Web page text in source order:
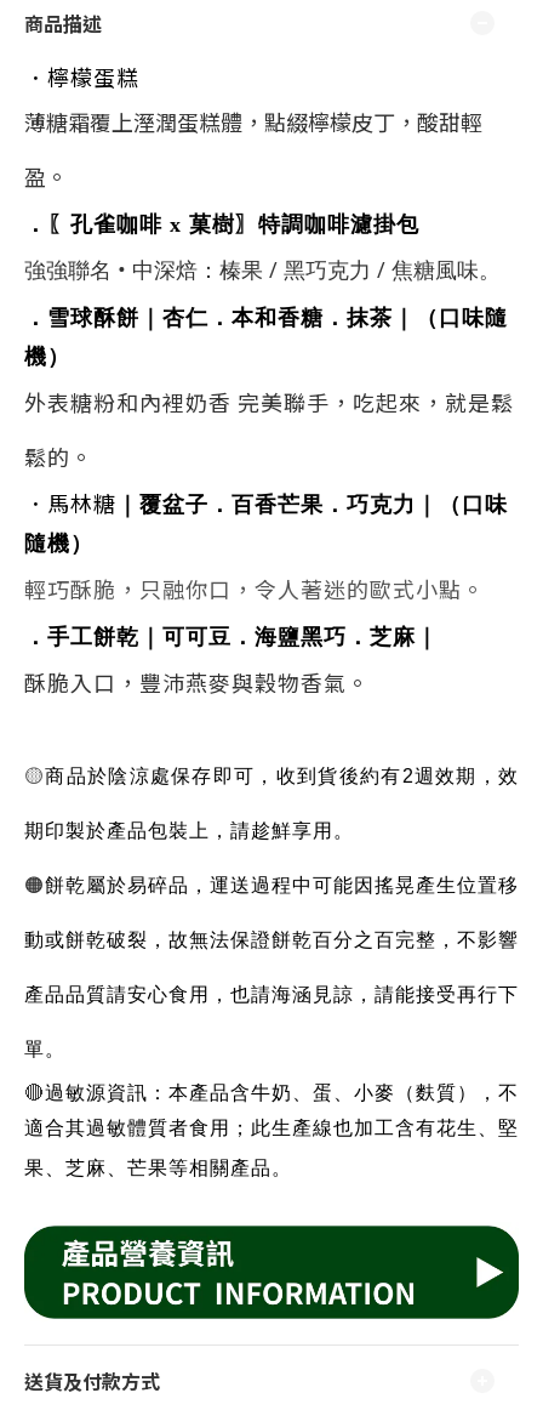
商品描述
．檸檬蛋糕
薄糖霜覆上溼潤蛋糕體，點綴檸檬皮丁，酸甜輕
盈。
． 〖孔雀咖啡 x 菓樹〗 特調咖啡濾掛包
強強聯名 • 中深焙：榛果 / 黑巧克力 / 焦糖風味。
．雪球酥餅 杏仁． 本和香糖．抹茶｜
（口味隨
機）
外表糖粉和內裡奶香 完美聯手，吃起來，就是鬆
鬆的。
．馬林糖 ｜覆盆子．百香芒果 ．巧克力
｜（口味
隨機）
輕巧酥脆，只融你口，令人著迷的歐式小點。
．手工餅乾 ｜可可豆 ． 海鹽黑巧 ．芝麻
酥脆入口，豐沛燕麥與穀物香氣。
🟡商品於陰涼處保存即可，收到貨後約有2週效期，效
期印製於產品包裝上，請趁鮮享用。
🟠餅乾屬於易碎品，運送過程中可能因搖晃產生位置移
動或餅乾破裂，故無法保證餅乾百分之百完整，不影響
產品品質請安心食用，也請海涵見諒，請能接受再行下
單。
🔴過敏源資訊：本產品含牛奶、蛋、小麥（麩質），不
適合其過敏體質者食用；此生產線也加工含有花生、堅
果、芝麻、芒果等相關產品。
送貨及付款方式